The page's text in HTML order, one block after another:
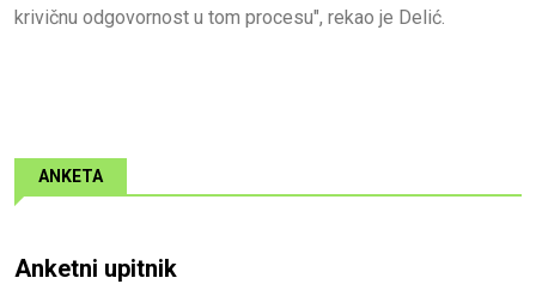
krivičnu odgovornost u tom procesu", rekao je Delić.
ANKETA
Anketni upitnik